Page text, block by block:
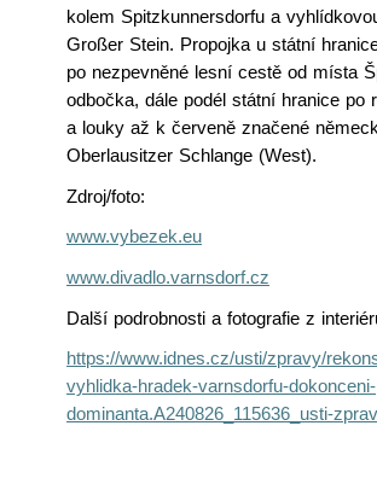
kolem Spitzkunnersdorfu a
Großer Stein. Propojka u státní
po nezpevněné lesní cestě od místa
odbočka, dále podél státní hranice po
a louky až k červeně značené
Oberlausitzer Schlange (West).
Zdroj/foto:
www.vybezek.eu
www.divadlo.varnsdorf.cz
Další podrobnosti a fotografie z
https://www.idnes.cz/usti/zpravy/
vyhlidka-hradek-varnsdorfu-dokonceni-
dominanta.A240826_115636_usti-